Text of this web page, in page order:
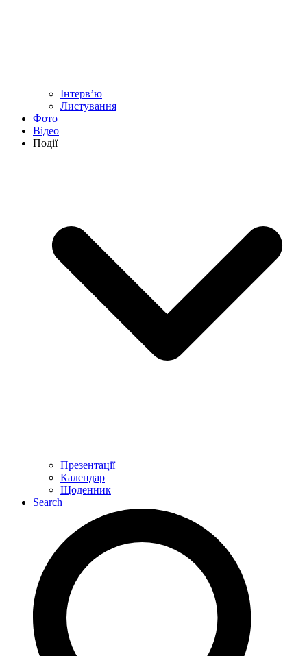
Інтерв’ю
Листування
Фото
Відео
Події
Презентації
Календар
Щоденник
Search